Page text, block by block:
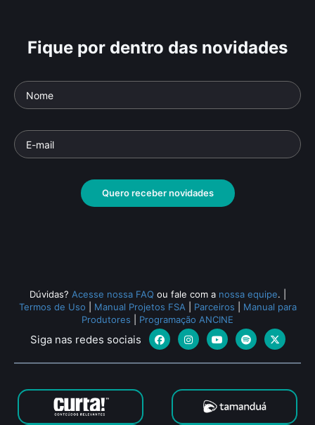
Fique por dentro das novidades
Quero receber novidades
Dúvidas? Acesse nossa FAQ ou fale com a nossa equipe.
Termos de Uso
Manual Projetos FSA Parceiros
Manual para
Produtores
Programação ANCINE
Siga nas redes sociais